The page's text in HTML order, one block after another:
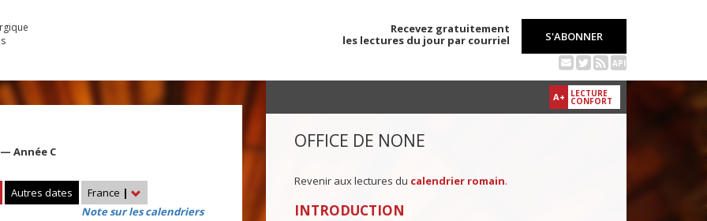
Recevez gratuitement
les lectures du jour par courriel
S'ABONNER
API
Année C
Autres dates France |
Note sur les calendriers
A+ LECTURE
CONFORT
OFFICE DE NONE
Revenir aux lectures du calendrier romain.
INTRODUCTION